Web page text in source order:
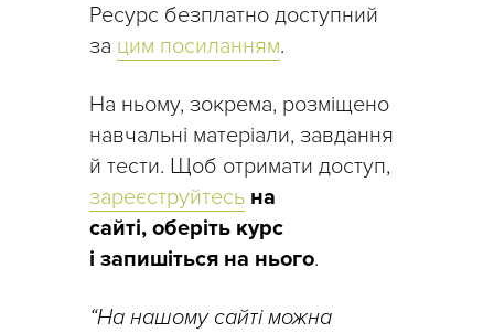
Ресурс безплатно доступний
за цим посиланням.
На ньому, зокрема, розміщено
навчальні матеріали, завдання
й тести. Щоб отримати доступ,
зареєструйтесь на
сайті, оберіть курс
і запишіться на нього.
“На нашому сайті можна